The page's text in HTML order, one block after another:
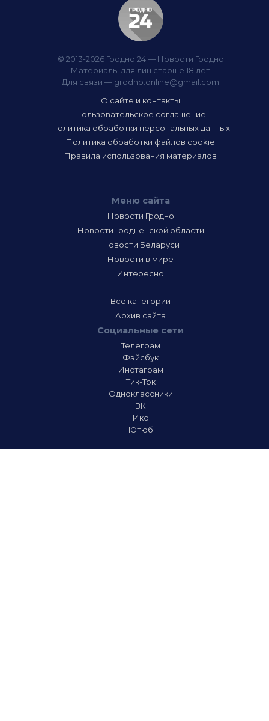
© 2013-2026 Гродно 24 — Новости Гродно
Материалы для лиц старше 18 лет
Для связи — grodno.online@gmail.com
О сайте и контакты
Пользовательское соглашение
Политика обработки персональных данных
Политика обработки файлов cookie
Правила использования материалов
Меню сайта
Новости Гродно
Новости Гродненской области
Новости Беларуси
Новости в мире
Интересно
Все категории
Архив сайта
Социальные сети
Телеграм
Фэйсбук
Инстаграм
Тик-Ток
Одноклассники
ВК
Икс
Ютюб